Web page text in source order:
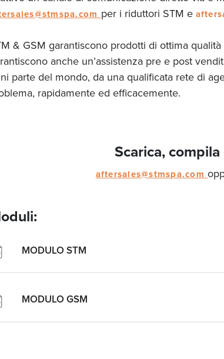
per i riduttori STM e
& GSM garantiscono prodotti di ottima
anche un’assistenza pre e post
parte del mondo, da una qualificata rete di
rapidamente ed efficacemente.
Scarica,
aftersales@stmspa.com
MODULO STM
MODULO GSM